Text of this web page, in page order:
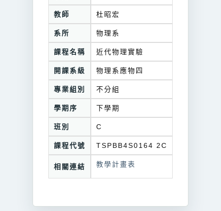
教師 杜昭宏
系所 物理系
課程名稱 近代物理實驗
開課系級 物理系應物四
專業組別 不分組
學期序 下學期
班別 C
課程代號 TSPBB4S0164 2C
相關連結 教學計畫表